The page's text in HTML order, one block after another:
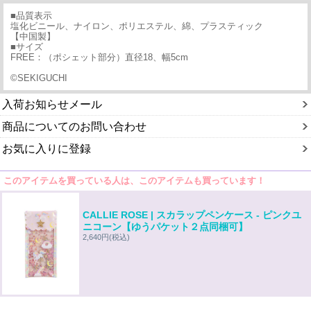
■品質表示
塩化ビニール、ナイロン、ポリエステル、綿、プラスティック
【中国製】
■サイズ
FREE：（ポシェット部分）直径18、幅5cm
©︎SEKIGUCHI
入荷お知らせメール
商品についてのお問い合わせ
お気に入りに登録
このアイテムを買っている人は、このアイテムも買っています！
CALLIE ROSE | スカラップペンケース - ピンクユ
ニコーン【ゆうパケット２点同梱可】
2,640円(税込)